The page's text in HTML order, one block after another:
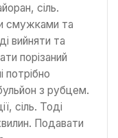
сіль.
смужками та
вийняти та
порізаний
потрібно
з рубцем.
сіль. Тоді
Подавати